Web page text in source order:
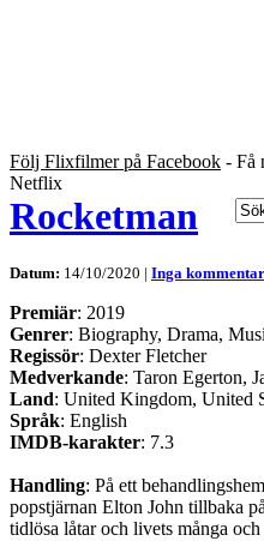
Följ Flixfilmer på Facebook - Få
Netflix
Rocketman
Datum: 14/10/2020 | Inga
Premiär: 2019
Genrer: Biography, Drama,
Regissör: Dexter Fletcher
Medverkande: Taron Egerton,
Land: United Kingdom, United
Språk: English
IMDB-karakter: 7.3
Handling: På ett
popstjärnan Elton John tillbaka
tidlösa låtar och livets många